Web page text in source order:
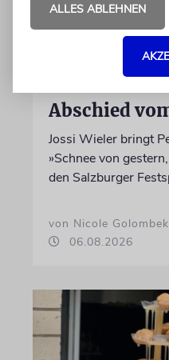
Abschied
Jossi Wieler bringt
»Schnee von
den Salzburger
von Nicole Golombek
06.08.2026
ALLES ABLEHNEN